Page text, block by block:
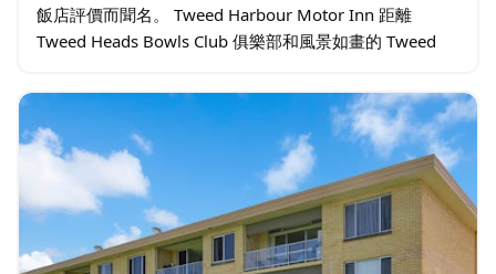
飯店評價而聞名。 Tweed Harbour Motor Inn 距離
Tweed Heads Bowls Club 俱樂部和風景如畫的 Tweed